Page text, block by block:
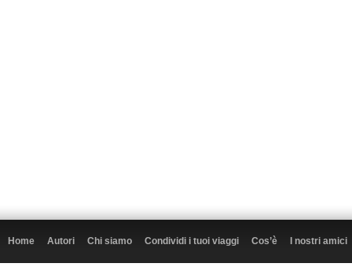
Home Autori Chi siamo Condividi i tuoi viaggi Cos’è I nostri amici